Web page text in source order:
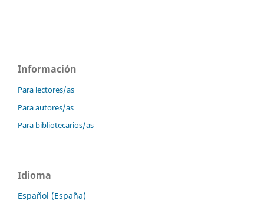
Información
Para lectores/as
Para autores/as
Para bibliotecarios/as
Idioma
Español (España)